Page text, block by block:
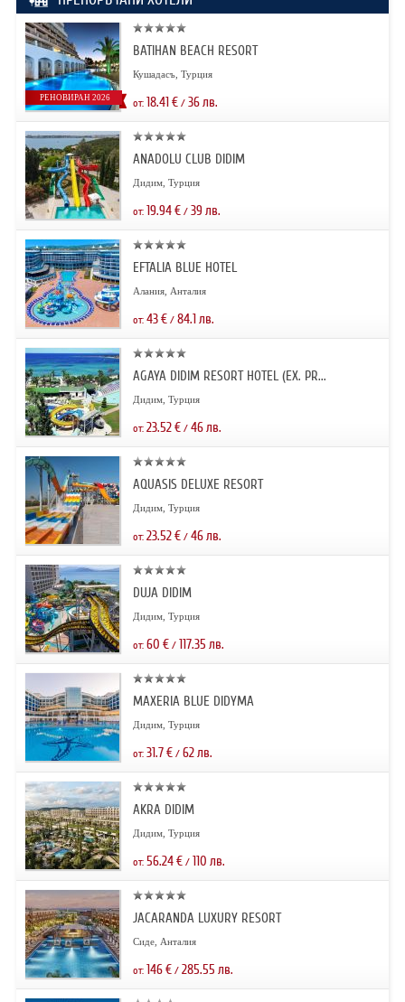
РЕНОВИРАН 2026
BATIHAN BEACH RESORT
Кушадасъ, Турция
от: 18.41€/ 36лв.
ANADOLU CLUB DIDIM
Дидим, Турция
от: 19.94€/ 39 лв.
EFTALIA BLUE HOTEL
Алания, Анталия
от: 43€/ 84.1лв.
AGAYA DIDIM RESORT HOTEL (EX. PR...
Дидим, Турция
от: 23.52€/ 46лв.
AQUASIS DELUXE RESORT
Дидим, Турция
от: 23.52€/ 46лв.
DUJA DIDIM
Дидим, Турция
от: 60 €/ 117.35 лв.
MAXERIA BLUE DIDYMA
Дидим, Турция
от: 31.7€/ 62лв.
AKRA DIDIM
Дидим, Турция
от: 56.24€/ 110 лв.
JACARANDA LUXURY RESORT
Сиде, Анталия
от: 146€/ 285.55 лв.